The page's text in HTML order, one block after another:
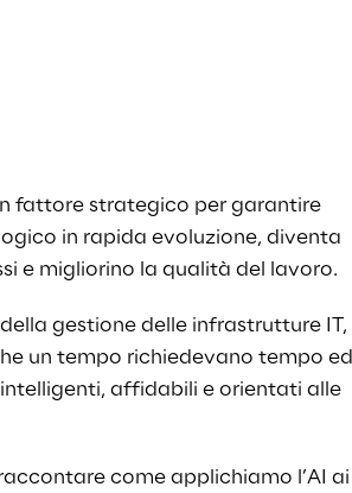
fattore strategico per garantire
in rapida evoluzione, diventa
e migliorino la qualità del lavoro.
gestione delle infrastrutture IT,
un tempo richiedevano tempo ed
affidabili e orientati alle
come applichiamo l’AI ai